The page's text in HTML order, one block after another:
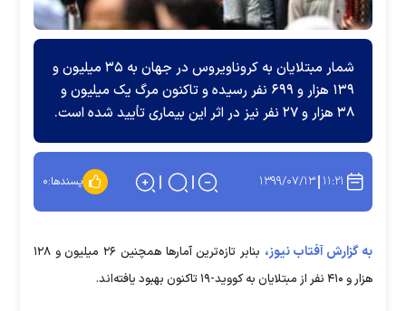
شمار مبتلایان به کروناویروس در جهان به ۳۵ میلیون و
۱۳۹ هزار و ۶۹۹ نفر رسیده و تاکنون مرگ یک میلیون و
۳۸ هزار و ۲۷ نفر نیز در اثر این بیماری تأیید شده است.
۱۱:۲۱ ۱۳۹۹/۰۷/۱۳ پسندها:۰
به گزارش آفتاب نیوز،
بنابر تازه‌ترین آمارها همچنین ۲۶ میلیون و ۱۲۸
هزار و ۴۱۰ نفر از مبتلایان به کووید-۱۹ تاکنون بهبود یافته‌اند.